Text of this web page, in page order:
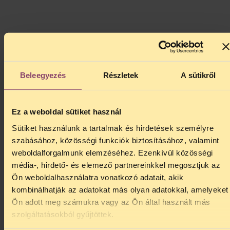
Beleegyezés Részletek A sütikről
Ez a weboldal sütiket használ
Sütiket használunk a tartalmak és hirdetések személyre
szabásához, közösségi funkciók biztosításához, valamint
weboldalforgalmunk elemzéséhez. Ezenkívül közösségi
média-, hirdető- és elemező partnereinkkel megosztjuk az
Ön weboldalhasználatra vonatkozó adatait, akik
kombinálhatják az adatokat más olyan adatokkal, amelyeket
Ön adott meg számukra vagy az Ön által használt más
szolgáltatásokból gyűjtöttek.
Main Phone: 00 36 1 209 0046
Press phone: 00 36 1 646 4412
Address: HU-1136 Budapest, Tátra utca 15/b.
Tax number: 18067109-1-41
EU transparency registration number: 265187224994-05
Main e-mail: tasz@tasz.hu
Press contact: sajto@tasz.hu
Legal aid: jogsegely@tasz.hu
Merchandise: gardrob@tasz.hu